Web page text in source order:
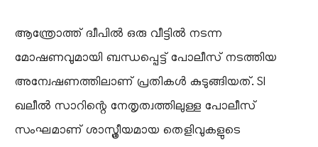
ആന്ത്രോത്ത് ദ്വീപിൽ ഒരു വീട്ടിൽ നടന്ന
മോഷണവുമായി ബന്ധപ്പെട്ട് പോലീസ് നടത്തിയ
അന്വേഷണത്തിലാണ് പ്രതികൾ കുടുങ്ങിയത്. SI
ഖലീൽ സാറിന്റെ നേതൃത്വത്തിലുള്ള പോലീസ്
സംഘമാണ് ശാസ്ത്രീയമായ തെളിവുകളുടെ